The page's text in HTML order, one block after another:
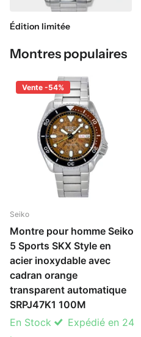
Édition limitée
Montres populaires
Vente -54%
Seiko
Montre pour homme Seiko
5 Sports SKX Style en
acier inoxydable avec
cadran orange
transparent automatique
SRPJ47K1 100M
En Stock
Expédié en 24